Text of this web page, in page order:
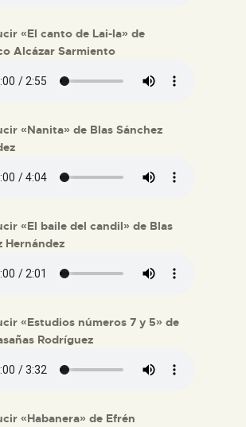
«El canto de Lai-la» de
Alcázar Sarmiento
«Nanita» de Blas Sánchez
«El baile del candil» de Blas
Hernández
«Estudios números 7 y 5» de
Rodríguez
«Habanera» de Efrén